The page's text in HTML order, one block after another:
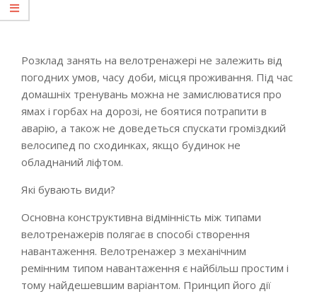
Розклад занять на велотренажері не залежить від
погодних умов, часу доби, місця проживання. Під час
домашніх тренувань можна не замислюватися про
ямах і горбах на дорозі, не боятися потрапити в
аварію, а також не доведеться спускати громіздкий
велосипед по сходинках, якщо будинок не
обладнаний ліфтом.
Які бувають види?
Основна конструктивна відмінність між типами
велотренажерів полягає в способі створення
навантаження. Велотренажер з механічним
ремінним типом навантаження є найбільш простим і
тому найдешевшим варіантом. Принцип його дії